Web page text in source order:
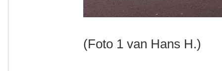
(Foto 1 van Hans H.)